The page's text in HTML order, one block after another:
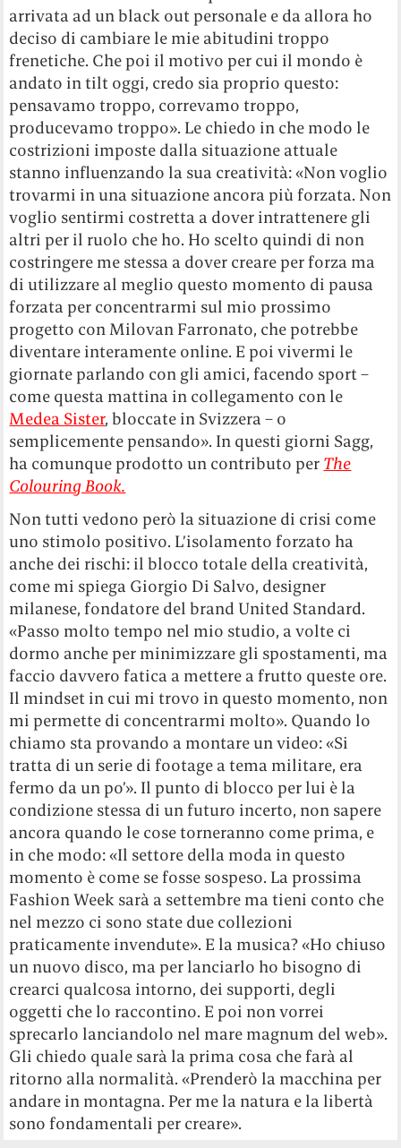
arrivata ad un black out personale e da allora ho
deciso di cambiare le mie abitudini troppo
frenetiche. Che poi il motivo per cui il mondo è
andato in tilt oggi, credo sia proprio questo:
pensavamo troppo, correvamo troppo,
producevamo troppo». Le chiedo in che modo le
costrizioni imposte dalla situazione attuale
stanno influenzando la sua creatività: «Non voglio
trovarmi in una situazione ancora più forzata. Non
voglio sentirmi costretta a dover intrattenere gli
altri per il ruolo che ho. Ho scelto quindi di non
costringere me stessa a dover creare per forza ma
di utilizzare al meglio questo momento di pausa
forzata per concentrarmi sul mio prossimo
progetto con Milovan Farronato, che potrebbe
diventare interamente online. E poi vivermi le
giornate parlando con gli amici, facendo sport –
come questa mattina in collegamento con le
Medea Sister, bloccate in Svizzera – o
semplicemente pensando». In questi giorni Sagg,
ha comunque prodotto un contributo per The
Colouring Book.
Non tutti vedono però la situazione di crisi come
uno stimolo positivo. L’isolamento forzato ha
anche dei rischi: il blocco totale della creatività,
come mi spiega Giorgio Di Salvo, designer
milanese, fondatore del brand United Standard.
«Passo molto tempo nel mio studio, a volte ci
dormo anche per minimizzare gli spostamenti, ma
faccio davvero fatica a mettere a frutto queste ore.
Il mindset in cui mi trovo in questo momento, non
mi permette di concentrarmi molto». Quando lo
chiamo sta provando a montare un video: «Si
tratta di un serie di footage a tema militare, era
fermo da un po’». Il punto di blocco per lui è la
condizione stessa di un futuro incerto, non sapere
ancora quando le cose torneranno come prima, e
in che modo: «Il settore della moda in questo
momento è come se fosse sospeso. La prossima
Fashion Week sarà a settembre ma tieni conto che
nel mezzo ci sono state due collezioni
praticamente invendute». E la musica? «Ho chiuso
un nuovo disco, ma per lanciarlo ho bisogno di
crearci qualcosa intorno, dei supporti, degli
oggetti che lo raccontino. E poi non vorrei
sprecarlo lanciandolo nel mare magnum del web».
Gli chiedo quale sarà la prima cosa che farà al
ritorno alla normalità. «Prenderò la macchina per
andare in montagna. Per me la natura e la libertà
sono fondamentali per creare».